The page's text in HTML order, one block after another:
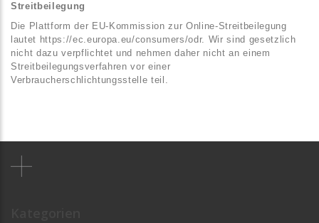
Streitbeilegung
Die Plattform der EU-Kommission zur Online-Streitbeilegung
lautet https://ec.europa.eu/consumers/odr. Wir sind gesetzlich
nicht dazu verpflichtet und nehmen daher nicht an einem
Streitbeilegungsverfahren vor einer
Verbraucherschlichtungsstelle teil.